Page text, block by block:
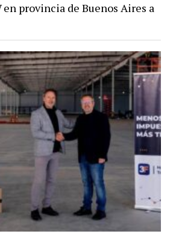
provincia de Buenos Aires a